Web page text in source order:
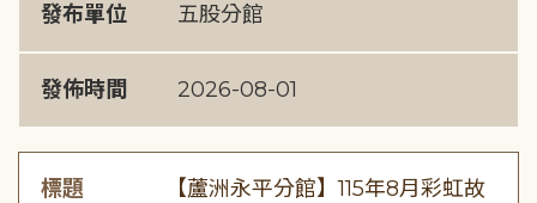
發布單位 五股分館
發佈時間 2026-08-01
標題
【蘆洲永平分館】115年8月彩虹故